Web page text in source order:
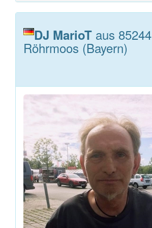
DJ MarioT aus 85244
Röhrmoos (Bayern)